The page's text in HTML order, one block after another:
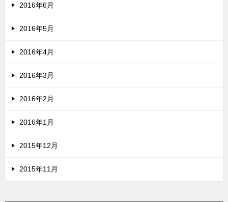
2016年6月
2016年5月
2016年4月
2016年3月
2016年2月
2016年1月
2015年12月
2015年11月